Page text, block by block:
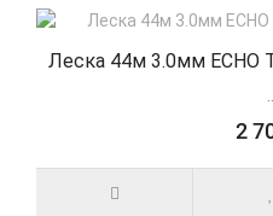
Леска 44м 3.0мм ECHO
..
2